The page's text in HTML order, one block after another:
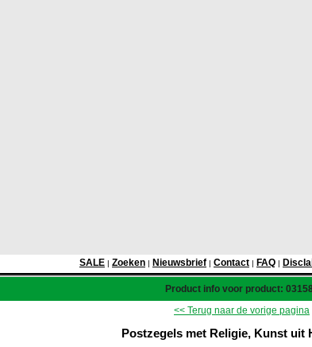
SALE | Zoeken | Nieuwsbrief | Contact | FAQ |
Product info voor product:
<< Terug naar de vorige pagina
Postzegels met Religie, Kunst uit